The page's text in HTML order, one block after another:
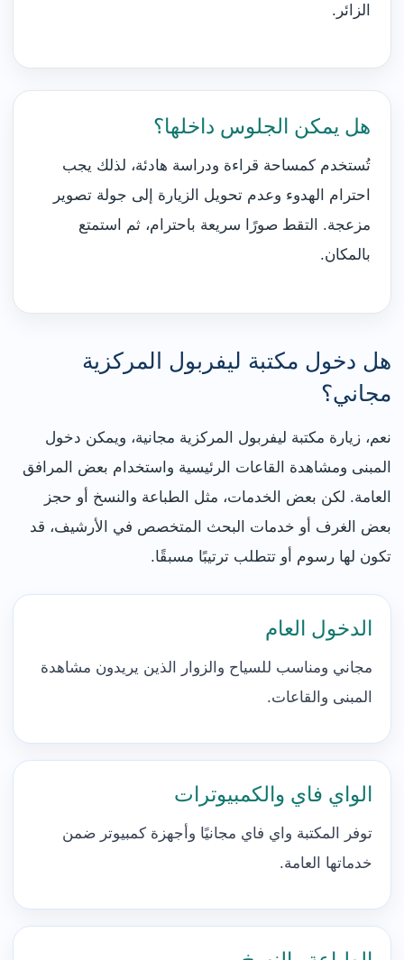
الزائر.
هل يمكن الجلوس داخلها؟
تُستخدم كمساحة قراءة ودراسة هادئة، لذلك يجب
احترام الهدوء وعدم تحويل الزيارة إلى جولة تصوير
مزعجة. التقط صورًا سريعة باحترام، ثم استمتع
بالمكان.
هل دخول مكتبة ليفربول المركزية
مجاني؟
نعم، زيارة مكتبة ليفربول المركزية مجانية، ويمكن دخول
المبنى ومشاهدة القاعات الرئيسية واستخدام بعض المرافق
العامة. لكن بعض الخدمات، مثل الطباعة والنسخ أو حجز
بعض الغرف أو خدمات البحث المتخصص في الأرشيف، قد
تكون لها رسوم أو تتطلب ترتيبًا مسبقًا.
الدخول العام
مجاني ومناسب للسياح والزوار الذين يريدون مشاهدة
المبنى والقاعات.
الواي فاي والكمبيوترات
توفر المكتبة واي فاي مجانيًا وأجهزة كمبيوتر ضمن
خدماتها العامة.